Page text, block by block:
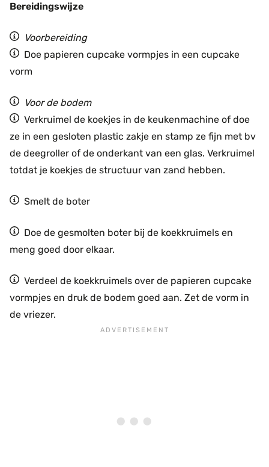
Bereidingswijze
Voorbereiding
Doe papieren cupcake vormpjes in een cupcake
vorm
Voor de bodem
Verkruimel de koekjes in de keukenmachine of doe
ze in een gesloten plastic zakje en stamp ze fijn met bv
de deegroller of de onderkant van een glas. Verkruimel
totdat je koekjes de structuur van zand hebben.
Smelt de boter
Doe de gesmolten boter bij de koekkruimels en
meng goed door elkaar.
Verdeel de koekkruimels over de papieren cupcake
vormpjes en druk de bodem goed aan. Zet de vorm in
de vriezer.